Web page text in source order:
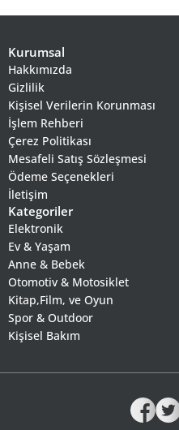
Kurumsal
Hakkımızda
Gizlilik
Kişisel Verilerin Korunması
İşlem Rehberi
Çerez Politikası
Mesafeli Satış Sözleşmesi
Ödeme Seçenekleri
İletişim
Kategoriler
Elektronik
Ev & Yaşam
Anne & Bebek
Otomotiv & Motosiklet
Kitap,Film, ve Oyun
Spor & Outdoor
Kişisel Bakım